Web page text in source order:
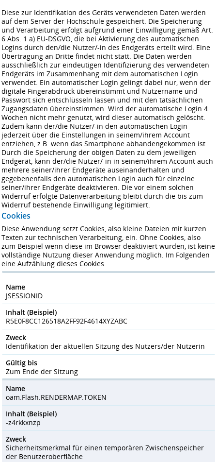
Diese zur Identifikation des Geräts verwendeten Daten werden
auf dem Server der Hochschule gespeichert. Die Speicherung
und Verarbeitung erfolgt aufgrund einer Einwilligung gemäß Art.
6 Abs. 1 a) EU-DSGVO, die bei Aktivierung des automatischen
Logins durch den/die Nutzer/-in des Endgeräts erteilt wird. Eine
Übertragung an Dritte findet nicht statt. Die Daten werden
ausschließlich zur eindeutigen Identifizierung des verwendeten
Endgeräts im Zusammenhang mit dem automatischen Login
verwendet. Ein automatischer Login gelingt dabei nur, wenn der
digitale Fingerabdruck übereinstimmt und Nutzername und
Passwort sich entschlüsseln lassen und mit den tatsächlichen
Zugangsdaten übereinstimmen. Wird der automatische Login 4
Wochen nicht mehr genutzt, wird dieser automatisch gelöscht.
Zudem kann der/die Nutzer/-in den automatischen Login
jederzeit über die Einstellungen in seinem/ihrem Account
entziehen, z.B. wenn das Smartphone abhandengekommen ist.
Durch die Speicherung der obigen Daten zu dem jeweiligen
Endgerät, kann der/die Nutzer/-in in seinem/ihrem Account auch
mehrere seiner/ihrer Endgeräte auseinanderhalten und
gegebenenfalls den automatischen Login auch für einzelne
seiner/ihrer Endgeräte deaktivieren. Die vor einem solchen
Widerruf erfolgte Datenverarbeitung bleibt durch die bis zum
Widerruf bestehende Einwilligung legitimiert.
Cookies
Diese Anwendung setzt Cookies, also kleine Dateien mit kurzen
Texten zur technischen Verarbeitung, ein. Ohne Cookies, also
zum Beispiel wenn diese im Browser deaktiviert wurden, ist keine
vollständige Nutzung dieser Anwendung möglich. Im Folgenden
eine Aufzählung dieses Cookies.
Name
JSESSIONID
Inhalt (Beispiel)
R5E0F8CC126518A2FF92F4614XYZABC
Zweck
Identifikation der aktuellen Sitzung des Nutzers/der Nutzerin
Gültig bis
Zum Ende der Sitzung
Name
oam.Flash.RENDERMAP.TOKEN
Inhalt (Beispiel)
-z4rkkxnzp
Zweck
Sicherheitsmerkmal für einen temporären Zwischenspeicher
der Benutzeroberfläche